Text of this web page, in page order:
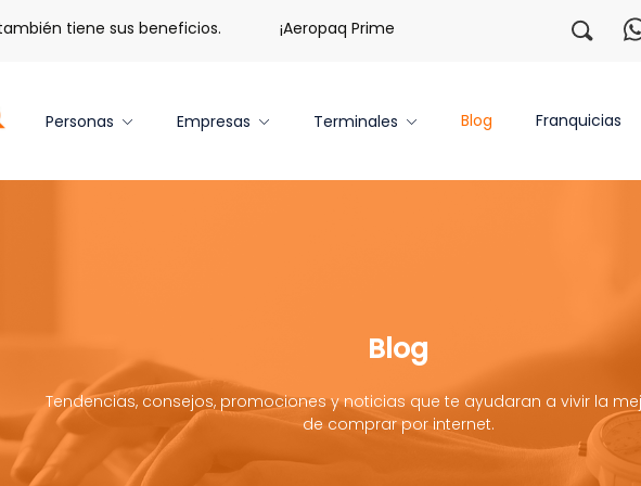
tiene sus beneficios. ¡Aeropaq Prime TE DA MÁS! ¡Regístrate con
Personas Empresas Terminales Blog Franquicias
Blog
Tendencias, consejos, promociones y noticias que te ayudaran a vivir la
de comprar por internet.